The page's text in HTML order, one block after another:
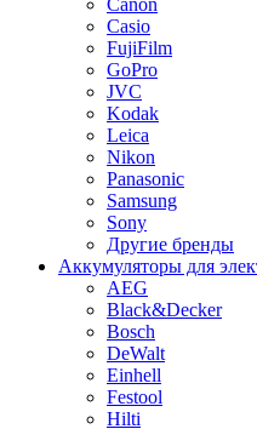
Casio
FujiFilm
GoPro
JVC
Kodak
Leica
Nikon
Panasonic
Samsung
Sony
Другие бренды
Аккумуляторы для
AEG
Black&Decker
Bosch
DeWalt
Einhell
Festool
Hilti